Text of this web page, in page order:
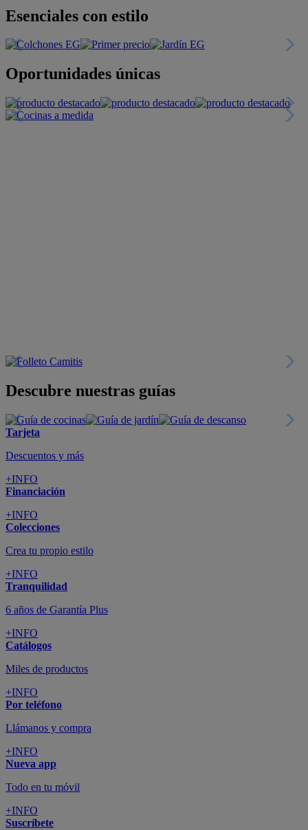
Esenciales con estilo
Oportunidades únicas
Descubre nuestras guías
Tarjeta
Descuentos y más
+INFO
Financiación
+INFO
Colecciones
Crea tu propio estilo
+INFO
Tranquilidad
6 años de Garantía Plus
+INFO
Catálogos
Miles de productos
+INFO
Por teléfono
Llámanos y compra
+INFO
Nueva app
Todo en tu móvil
+INFO
Suscríbete